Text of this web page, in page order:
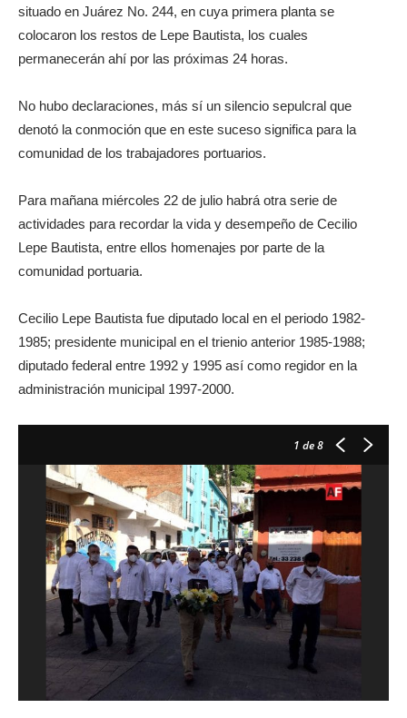
situado en Juárez No. 244, en cuya primera planta se
colocaron los restos de Lepe Bautista, los cuales
permanecerán ahí por las próximas 24 horas.
No hubo declaraciones, más sí un silencio sepulcral que
denotó la conmoción que en este suceso significa para la
comunidad de los trabajadores portuarios.
Para mañana miércoles 22 de julio habrá otra serie de
actividades para recordar la vida y desempeño de Cecilio
Lepe Bautista, entre ellos homenajes por parte de la
comunidad portuaria.
Cecilio Lepe Bautista fue diputado local en el periodo 1982-
1985; presidente municipal en el trienio anterior 1985-1988;
diputado federal entre 1992 y 1995 así como regidor en la
administración municipal 1997-2000.
1 de 8